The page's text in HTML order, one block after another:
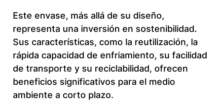
Este envase, más allá de su diseño,
representa una inversión en sostenibilidad.
Sus características, como la reutilización, la
rápida capacidad de enfriamiento, su facilidad
de transporte y su reciclabilidad, ofrecen
beneficios significativos para el medio
ambiente a corto plazo.